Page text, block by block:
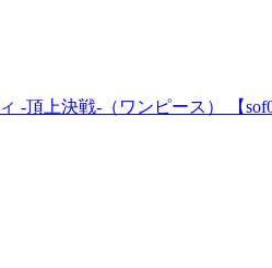
‐頂上決戦-（ワンピース） 【